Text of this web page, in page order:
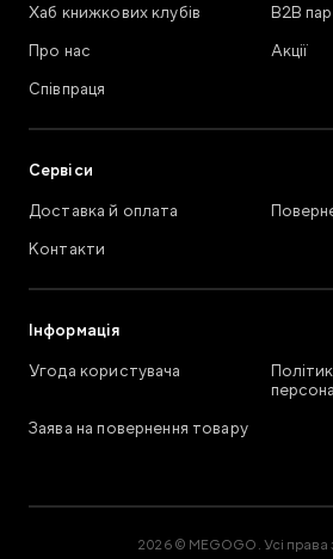
Хаб книжкових клубів
В2В
Про нас
Акції
Співпраця
Сервіси
Доставка й оплата
Контакти
Інформація
Угода користувача
Заява на повернення товару
2026 © MEGOGO. Усі права